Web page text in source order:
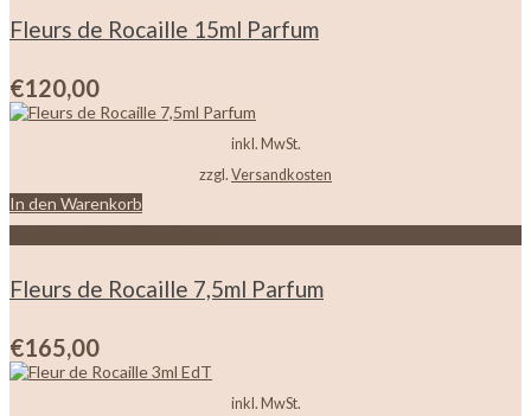
Fleurs de Rocaille 15ml Parfum
€120,00
inkl. MwSt.
zzgl. Versandkosten
In den Warenkorb
Fleurs de Rocaille 7,5ml Parfum
€165,00
inkl. MwSt.